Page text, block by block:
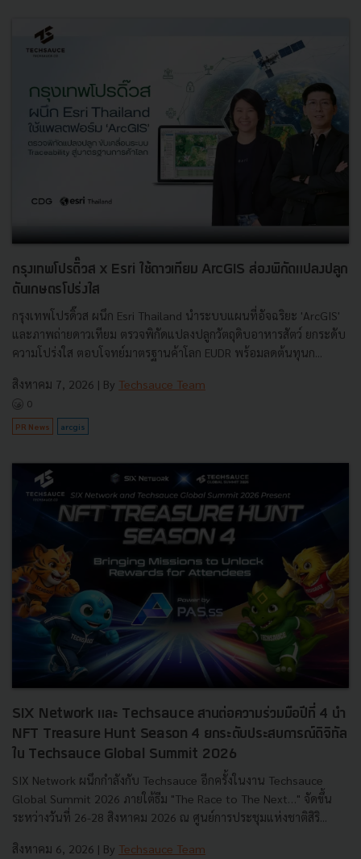
กรุงเทพโปรดิ๊วส x Esri ใช้ดาวเทียม ArcGIS ส่องพิกัดแปลงปลูก
ดันเกษตรโปร่งใส
กรุงเทพโปรดิ๊วส ผนึก Esri Thailand นำระบบแผนที่อัจฉริยะ 'ArcGIS'
และภาพถ่ายดาวเทียม ตรวจพิกัดแปลงปลูกวัตถุดิบอาหารสัตว์ ยกระดับ
ความโปร่งใส ตอบโจทย์มาตรฐานค้าโลก EUDR พร้อมลดต้นทุนก...
สิงหาคม 7, 2026 | By Techsauce Team
0
PR News arcgis
SIX Network และ Techsauce สานต่อความร่วมมือปีที่ 4 นำ
NFT Treasure Hunt Season 4 ยกระดับประสบการณ์ดิจิทัล
ใน Techsauce Global Summit 2026
SIX Network ผนึกกำลังกับ Techsauce อีกครั้งในงาน Techsauce
Global Summit 2026 ภายใต้ธีม "The Race to The Next…" จัดขึ้น
ระหว่างวันที่ 26-28 สิงหาคม 2026 ณ ศูนย์การประชุมแห่งชาติสิริ...
สิงหาคม 6, 2026 | By Techsauce Team